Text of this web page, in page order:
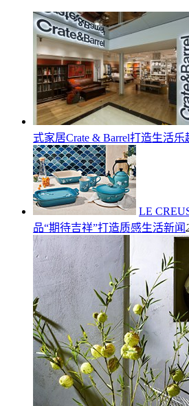
式家居Crate & Barrel打造生活乐
LE
品“期待吉祥”打造质感生活新闻